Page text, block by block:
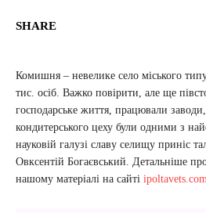
SHARE
Комишня – невелике село міського
тис. осіб. Важко повірити, але ще
господарське життя, працювали
кондитерського цеху були одними з
науковій галузі славу селищу приніс
Овксентій Богаєвський. Детальніше
нашому матеріалі на сайті